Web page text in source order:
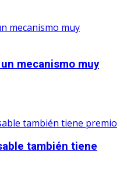
mecanismo muy
también tiene